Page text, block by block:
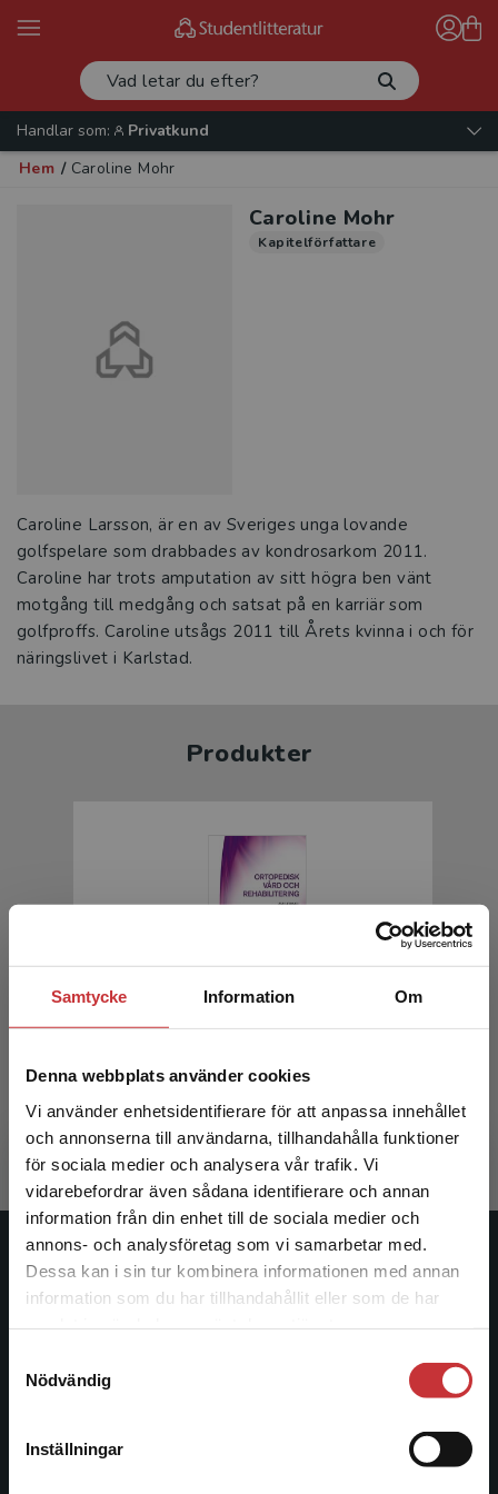
Samtycke Information Om
Denna webbplats använder cookies
Vi använder enhetsidentifierare för att anpassa innehållet
och annonserna till användarna, tillhandahålla funktioner
för sociala medier och analysera vår trafik. Vi
vidarebefordrar även sådana identifierare och annan
information från din enhet till de sociala medier och
annons- och analysföretag som vi samarbetar med.
Dessa kan i sin tur kombinera informationen med annan
information som du har tillhandahållit eller som de har
Nödvändig
Inställningar
Begränsad fraktregion
Det verkar som att du besöker
studentlitteratur.se via en enhet utanför Sverige.
Vi erbjuder inte leveranser utanför Sverige. För
att kunna slutföra ett köp måste
Handlar som:
Privatkund
Hem / Caroline Mohr
Caroline Mohr
Kapitelförfattare
Caroline Larsson, är en av Sveriges unga lovande
golfspelare som drabbades av kondrosarkom 2011.
Caroline har trots amputation av sitt högra ben vänt
motgång till medgång och satsat på en karriär som
golfproffs. Caroline utsågs 2011 till Årets kvinna i och för
näringslivet i Karlstad.
Produkter
Ortopedisk vård och rehabilitering
Hommel, A - Bååth, C (red.)
534 krinkl. moms
Exkl. moms: 504 kr
Studentlitteratur
facklitteratur, utbildningar och digitala
informationstjänster i utbudet, finns Studentlitteratur med